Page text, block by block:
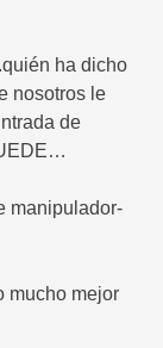
ha dicho
nosotros le
de
manipulador-
mucho mejor